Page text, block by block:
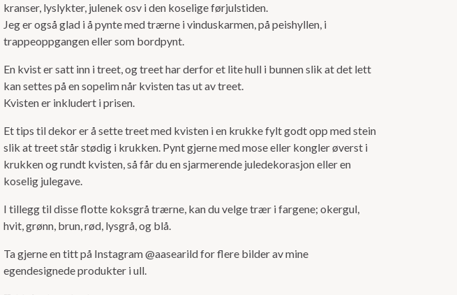
kranser, lyslykter, julenek osv i den koselige førjulstiden.
Jeg er også glad i å pynte med trærne i vinduskarmen, på peishyllen, i
trappeoppgangen eller som bordpynt.
En kvist er satt inn i treet, og treet har derfor et lite hull i bunnen slik at det lett
kan settes på en sopelim når kvisten tas ut av treet.
Kvisten er inkludert i prisen.
Et tips til dekor er å sette treet med kvisten i en krukke fylt godt opp med stein
slik at treet står stødig i krukken. Pynt gjerne med mose eller kongler øverst i
krukken og rundt kvisten, så får du en sjarmerende juledekorasjon eller en
koselig julegave.
I tillegg til disse flotte koksgrå trærne, kan du velge trær i fargene; okergul,
hvit, grønn, brun, rød, lysgrå, og blå.
Ta gjerne en titt på Instagram @aasearild for flere bilder av mine
egendesignede produkter i ull.